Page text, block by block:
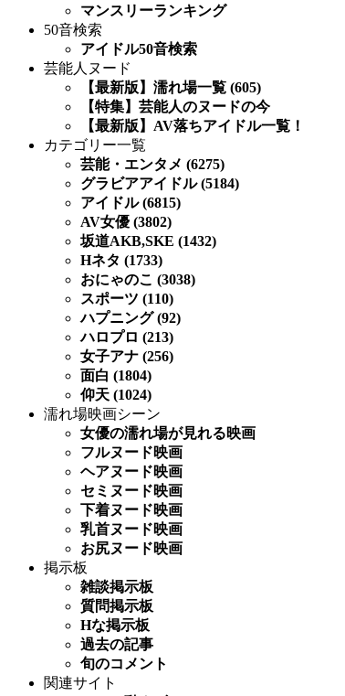
マンスリーランキング
50音検索
アイドル50音検索
芸能人ヌード
【最新版】濡れ場一覧 (605)
【特集】芸能人のヌードの今
【最新版】AV落ちアイドル一覧！
カテゴリー一覧
芸能・エンタメ (6275)
グラビアアイドル (5184)
アイドル (6815)
AV女優 (3802)
坂道AKB,SKE (1432)
Hネタ (1733)
おにゃのこ (3038)
スポーツ (110)
ハプニング (92)
ハロプロ (213)
女子アナ (256)
面白 (1804)
仰天 (1024)
濡れ場映画シーン
女優の濡れ場が見れる映画
フルヌード映画
ヘアヌード映画
セミヌード映画
下着ヌード映画
乳首ヌード映画
お尻ヌード映画
掲示板
雑談掲示板
質問掲示板
Hな掲示板
過去の記事
旬のコメント
関連サイト